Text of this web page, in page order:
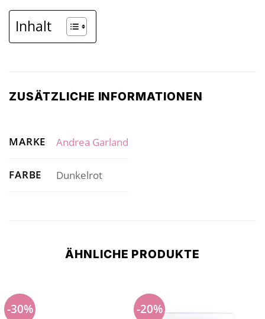
Inhalt
ZUSÄTZLICHE INFORMATIONEN
MARKE Andrea Garland
FARBE Dunkelrot
ÄHNLICHE PRODUKTE
-30% -20%